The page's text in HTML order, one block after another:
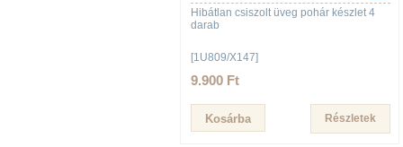
Hibátlan csiszolt üveg pohár készlet 4
darab
[1U809/X147]
9.900 Ft
Részletek